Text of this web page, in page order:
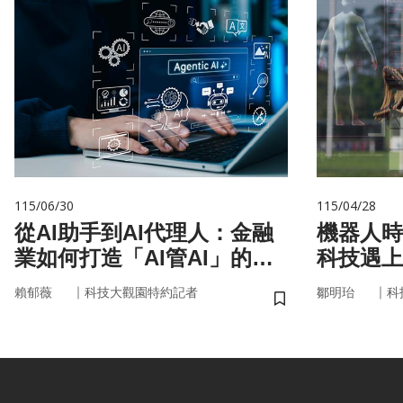
115/06/30
從AI助手到AI代理人：金融
業如何打造「AI管AI」的新
治理模式？
賴郁薇 ｜ 科技大觀園特約記者
儲存書籤
115/04/28
機器人
科技遇
接手？
鄒明珆 ｜ 科